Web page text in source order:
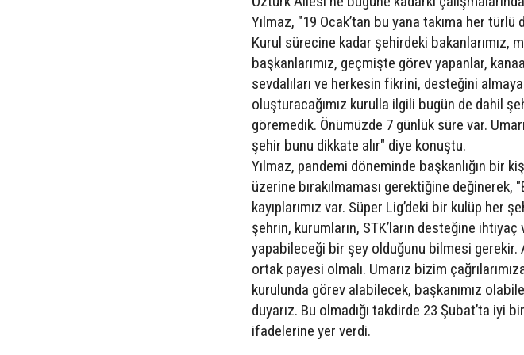
Yılmaz, "19 Ocak’tan bu yana takıma her türlü
Kurul sürecine kadar şehirdeki bakanlarımız,
başkanlarımız, geçmişte görev yapanlar,
sevdalıları ve herkesin fikrini, desteğini
oluşturacağımız kurulla ilgili bugün de dahil
göremedik. Önümüzde 7 günlük süre var.
şehir bunu dikkate alır" diye konuştu.
Yılmaz, pandemi döneminde başkanlığın bir
üzerine bırakılmaması gerektiğine değinerek,
kayıplarımız var. Süper Lig’deki bir kulüp her
şehrin, kurumların, STK’ların desteğine ihtiyaç
yapabileceği bir şey olduğunu bilmesi gerekir.
ortak payesi olmalı. Umarız bizim
kurulunda görev alabilecek, başkanımız
duyarız. Bu olmadığı takdirde 23 Şubat’ta iyi
ifadelerine yer verdi.